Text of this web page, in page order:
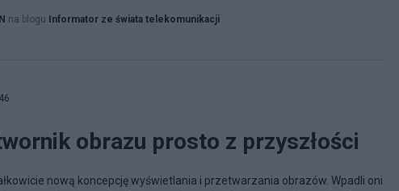
na blogu Informator ze świata telekomunikacji
obrazu prosto z przyszłości
nową koncepcję wyświetlania i przetwarzania obrazów. Wpadli oni